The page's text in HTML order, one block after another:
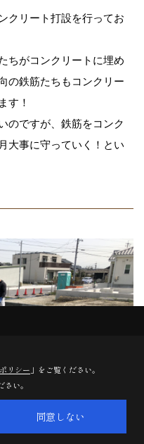
クリート打設を行ってお
ちがコンクリートに埋め
の鉄筋たちもコンクリー
す！
のですが、鉄筋をコンク
大事に守っていく！とい
リシー 」をご覧ください。
い。
同意しない